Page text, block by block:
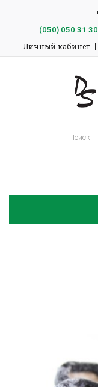
(050)050 31 30
Личный кабинет